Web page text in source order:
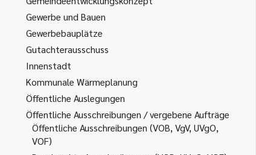
Gewerbe und Bauen
Gewerbebauplätze
Gutachterausschuss
Innenstadt
Kommunale Wärmeplanung
Öffentliche Auslegungen
Öffentliche Ausschreibungen / vergebene Aufträge
Öffentliche Ausschreibungen (VOB, VgV, UVgO,
VOF)